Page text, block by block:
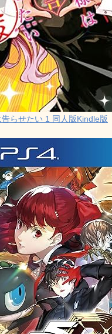
らせたい 1 同人版Kindle版